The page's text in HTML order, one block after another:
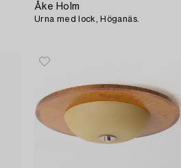
Åke Holm
Urna med lock, Höganäs.